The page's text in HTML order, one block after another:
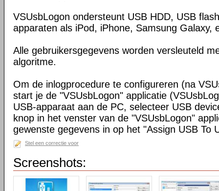
VSUsbLogon ondersteunt USB HDD, USB
apparaten als iPod, iPhone, Samsung Galaxy,
Alle gebruikersgegevens worden versleuteld
algoritme.
Om de inlogprocedure te configureren (na
start je de "VSUsbLogon" applicatie
USB-apparaat aan de PC, selecteer USB
knop in het venster van de "VSUsbLogon"
gewenste gegevens in op het "Assign USB To
Stel een correctie voor
Screenshots: